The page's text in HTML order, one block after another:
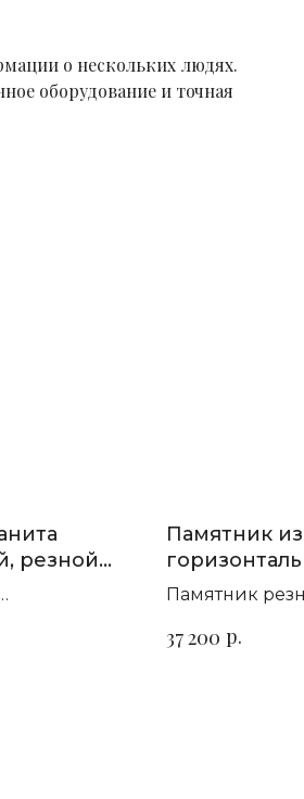
о нескольких людях.
оборудование и точная
резной
Памятник
Памятник
на выбор
37 200 р.